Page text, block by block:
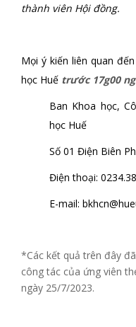
thành viên Hội đồng.
Mọi ý kiến liên quan
học Huế trước 17g00
Ban Khoa học,
học Huế
Số 01 Điện Biên
Điện thoại:
E-mail:
*Các kết quả trên đây
công tác của ứng viên
ngày 25/7/2023.